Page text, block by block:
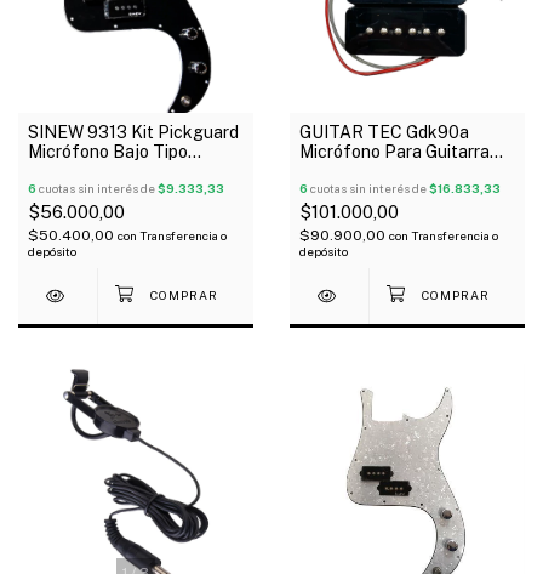
SINEW 9313 Kit Pickguard
Micrófono Bajo Tipo
6 cuotas sin interés de$9.333,33
$56.000,00
$50.400,00 con Transferencia o
depósito
GUITAR TEC Gdk90a
Micrófono Para Guitarra
6 cuotas sin interés de$16.833,33
$101.000,00
$90.900,00 con Transferencia o
depósito